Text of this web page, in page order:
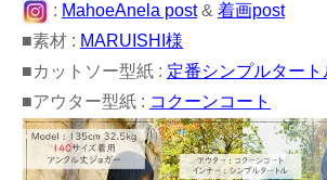
: MahoeAnela post& 着画post
■素材 : MARUISHI様
■カットソー型紙 : 定番シンプルタート
■アウター型紙 : コクーンコート